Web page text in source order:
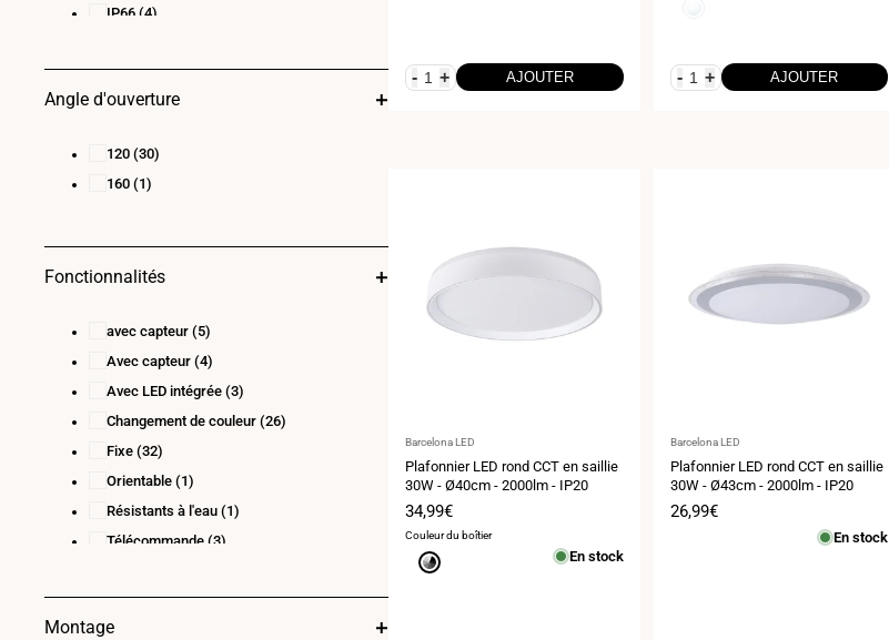
- + AJOUTER - + AJOUTER
Fournisseur
:
Barcelona LED
Plafonnier LED rond CCT en saillie
30W - Ø40cm - 2000lm - IP20
Prix
de
vente
34,99€
Couleur du boîtier
Gris En stock
Fournisseur
:
Barcelona LED
Plafonnier LED rond CCT en saillie
30W - Ø43cm - 2000lm - IP20
Prix
26,99€
En stock
IP66 (4)
Angle d'ouverture
120 (30)
160 (1)
Fonctionnalités
avec capteur (5)
Avec capteur (4)
Avec LED intégrée (3)
Changement de couleur (26)
Fixe (32)
Orientable (1)
Résistants à l'eau (1)
Télécommande (3)
Montage